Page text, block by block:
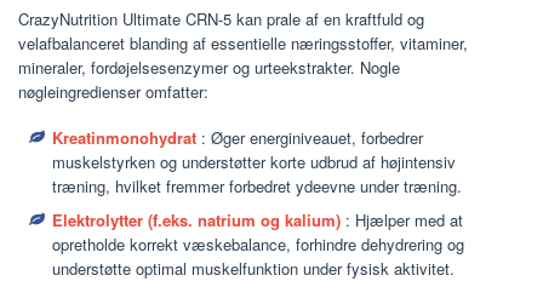
CrazyNutrition Ultimate CRN-5 kan prale af en kraftfuld og
velafbalanceret blanding af essentielle næringsstoffer, vitaminer,
mineraler, fordøjelsesenzymer og urteekstrakter. Nogle
nøgleingredienser omfatter:
Kreatinmonohydrat : Øger energiniveauet, forbedrer
muskelstyrken og understøtter korte udbrud af højintensiv
træning, hvilket fremmer forbedret ydeevne under træning.
Elektrolytter (f.eks. natrium og kalium) : Hjælper med at
opretholde korrekt væskebalance, forhindre dehydrering og
understøtte optimal muskelfunktion under fysisk aktivitet.